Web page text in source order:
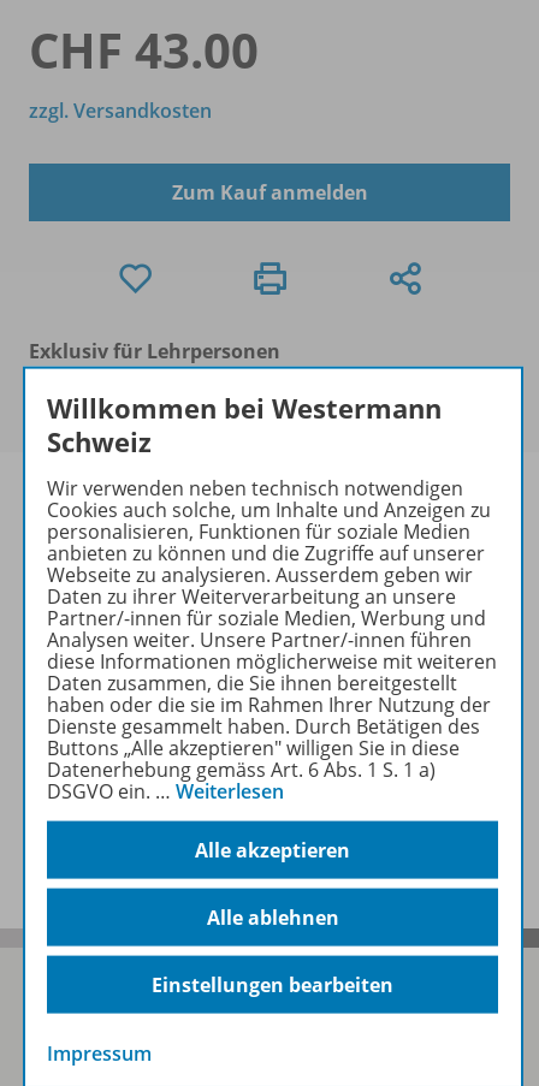
CHF 43.00
zzgl. Versandkosten
Zum Kauf anmelden
Exklusiv für Lehrpersonen
Erzieher/-innen und Schulen erworben werden.
Produktinformationen
Beschreibung
Zugehörige Produkte
Benachrichtigungs-Service
Folgen Sie uns auf Social Media
Willkommen bei Westermann
Schweiz
Wir verwenden neben technisch notwendigen
Cookies auch solche, um Inhalte und Anzeigen zu
personalisieren, Funktionen für soziale Medien
anbieten zu können und die Zugriffe auf unserer
Webseite zu analysieren. Ausserdem geben wir
Daten zu ihrer Weiterverarbeitung an unsere
Partner/-innen für soziale Medien, Werbung und
Analysen weiter. Unsere Partner/-innen führen
diese Informationen möglicherweise mit weiteren
Daten zusammen, die Sie ihnen bereitgestellt
haben oder die sie im Rahmen Ihrer Nutzung der
Dienste gesammelt haben. Durch Betätigen des
Buttons „Alle akzeptieren" willigen Sie in diese
Datenerhebung gemäss Art. 6 Abs. 1 S. 1 a)
DSGVO ein. … Weiterlesen
Alle akzeptieren
Alle ablehnen
Einstellungen bearbeiten
Impressum